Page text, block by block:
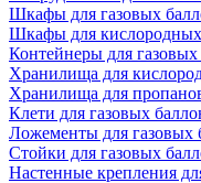
Шкафы для газовых
Шкафы для
Контейнеры для газовых
Хранилища для
Хранилища для
Клети для газовых
Ложементы для газовых
Стойки для газовых
Настенные крепления